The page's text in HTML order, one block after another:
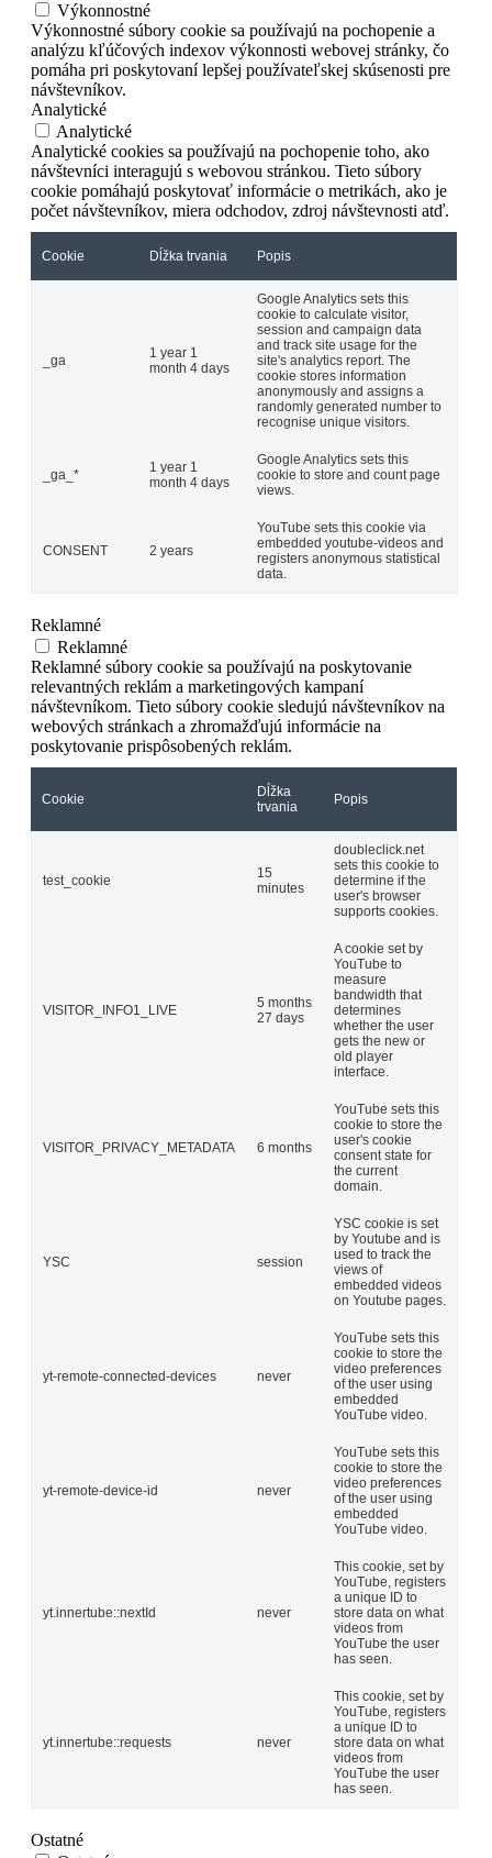
Výkonnostné
Výkonnostné súbory cookie sa používajú na pochopenie a
analýzu kľúčových indexov výkonnosti webovej stránky, čo
pomáha pri poskytovaní lepšej používateľskej skúsenosti pre
návštevníkov.
Analytické
Analytické
Analytické cookies sa používajú na pochopenie toho, ako
návštevníci interagujú s webovou stránkou. Tieto súbory
cookie pomáhajú poskytovať informácie o metrikách, ako je
počet návštevníkov, miera odchodov, zdroj návštevnosti atď.
Cookie Dĺžka trvania Popis
_ga
1 year 1
month 4 days
Google Analytics sets this
cookie to calculate visitor,
session and campaign data
and track site usage for the
site's analytics report. The
cookie stores information
anonymously and assigns a
randomly generated number to
recognise unique visitors.
_ga_*
1 year 1
month 4 days
Google Analytics sets this
cookie to store and count page
views.
CONSENT 2 years
YouTube sets this cookie via
embedded youtube-videos and
registers anonymous statistical
data.
Reklamné
Reklamné
Reklamné súbory cookie sa používajú na poskytovanie
relevantných reklám a marketingových kampaní
návštevníkom. Tieto súbory cookie sledujú návštevníkov na
webových stránkach a zhromažďujú informácie na
poskytovanie prispôsobených reklám.
Cookie
Dĺžka
trvania
Popis
test_cookie
15
minutes
doubleclick.net
sets this cookie to
determine if the
user's browser
supports cookies.
VISITOR_INFO1_LIVE
5 months
27 days
A cookie set by
YouTube to
measure
bandwidth that
determines
whether the user
gets the new or
old player
interface.
VISITOR_PRIVACY_METADATA 6 months
YouTube sets this
cookie to store the
user's cookie
consent state for
the current
domain.
YSC session
YSC cookie is set
by Youtube and is
used to track the
views of
embedded videos
on Youtube pages.
yt-remote-connected-devices never
YouTube sets this
cookie to store the
video preferences
of the user using
embedded
YouTube video.
yt-remote-device-id never
YouTube sets this
cookie to store the
video preferences
of the user using
embedded
YouTube video.
yt.innertube::nextId never
This cookie, set by
YouTube, registers
a unique ID to
store data on what
videos from
YouTube the user
has seen.
yt.innertube::requests never
This cookie, set by
YouTube, registers
a unique ID to
store data on what
videos from
YouTube the user
has seen.
Ostatné